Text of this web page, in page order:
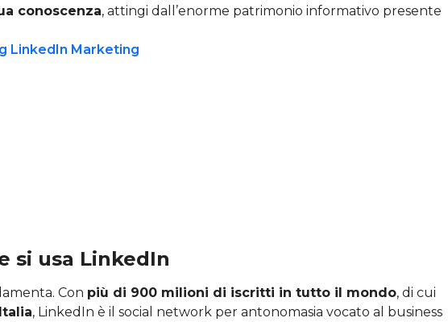
conoscenza, attingi dall’enorme patrimonio informativo presente
si usa LinkedIn
Con più di 900 milioni di iscritti in tutto il mondo, di cui
, LinkedIn è il social network per antonomasia vocato al business